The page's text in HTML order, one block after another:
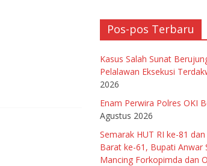
Pos-pos Terbaru
Kasus Salah Sunat
Pelalawan Eksekusi
2026
Enam Perwira Polres OKI
Agustus 2026
Semarak HUT RI ke-81
Barat ke-61, Bupati Anwar
Mancing Forkopimda dan